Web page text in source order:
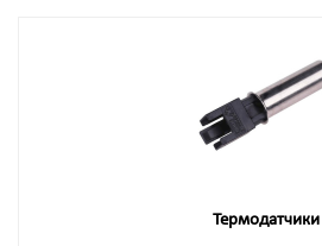
Термодатчики